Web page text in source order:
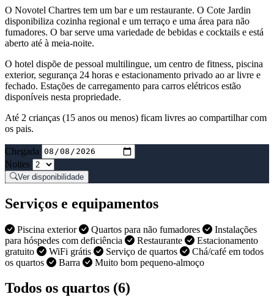
O Novotel Chartres tem um bar e um restaurante. O Cote Jardin
disponibiliza cozinha regional e um terraço e uma área para não
fumadores. O bar serve uma variedade de bebidas e cocktails e está
aberto até à meia-noite.
O hotel dispõe de pessoal multilingue, um centro de fitness, piscina
exterior, segurança 24 horas e estacionamento privado ao ar livre e
fechado. Estações de carregamento para carros elétricos estão
disponíveis nesta propriedade.
Até 2 crianças (15 anos ou menos) ficam livres ao compartilhar com
os pais.
Chegada
Noites
Ver disponibilidade
Serviços e equipamentos
Piscina exterior Quartos para não fumadores
Instalações
para hóspedes com deficiência
Restaurante
Estacionamento
gratuito
WiFi grátis Serviço de quartos
Chá/café em todos
os quartos
Barra Muito bom pequeno-almoço
Todos os quartos (6)